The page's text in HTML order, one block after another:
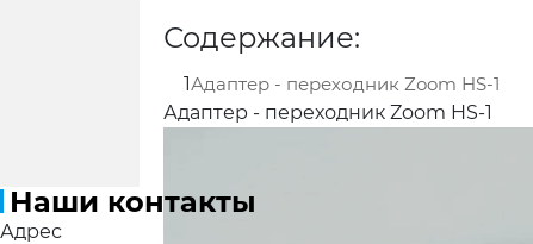
Содержание:
1Адаптер - переходник Zoom HS-1
Адаптер - переходник Zoom HS-1
Доставка в города:
Караганда
Кызылорда Кокшетау
Уральск
Усть-Каменогорск Шымкент
Наши контакты
Адрес